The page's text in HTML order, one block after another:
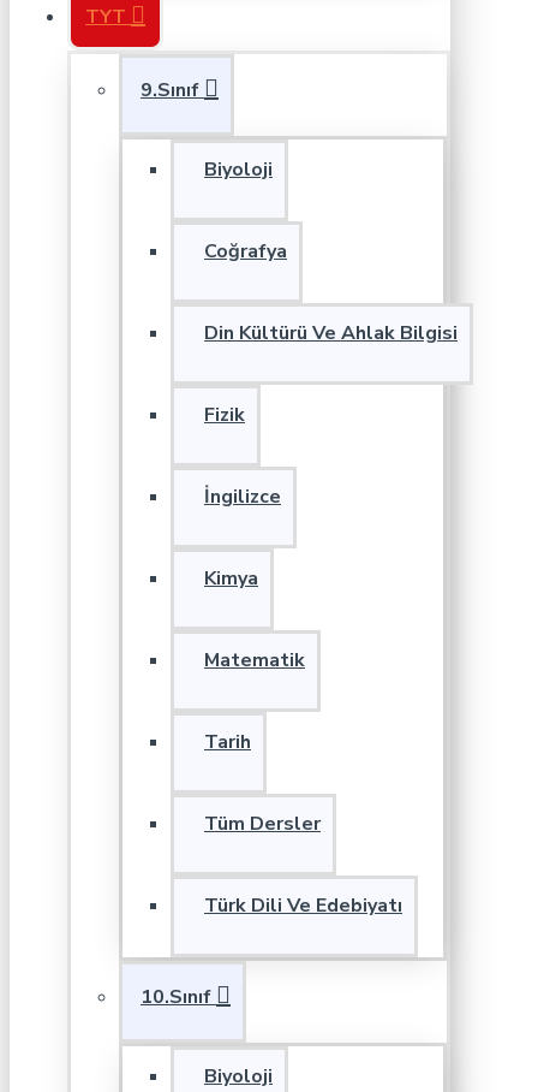
TYT
9.Sınıf
Biyoloji
Coğrafya
Din Kültürü Ve Ahlak Bilgisi
Fizik
İngilizce
Kimya
Matematik
Tarih
Tüm Dersler
Türk Dili Ve Edebiyatı
10.Sınıf
Biyoloji